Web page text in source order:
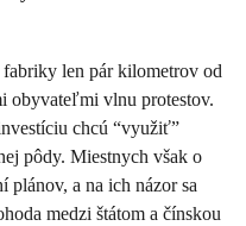
len pár kilometrov od
obyvateľmi vlnu protestov.
chcú “využiť”
pôdy. Miestnych však o
plánov, a na ich názor sa
medzi štátom a čínskou